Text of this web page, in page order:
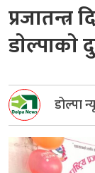
प्रजातन्त्र
डाेल्पाकाे
डोल्पा